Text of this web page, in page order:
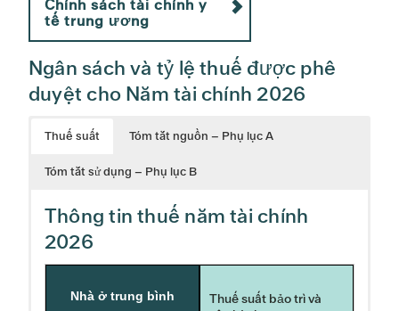
Chính sách tài chính y
tế trung ương
Ngân sách và tỷ lệ thuế được phê
duyệt cho Năm tài chính 2026
Thuế suất Tóm tắt nguồn – Phụ lục A
Tóm tắt sử dụng – Phụ lục B
Thông tin thuế năm tài chính
2026
Nhà ở trung bình
Thuế suất bảo trì và